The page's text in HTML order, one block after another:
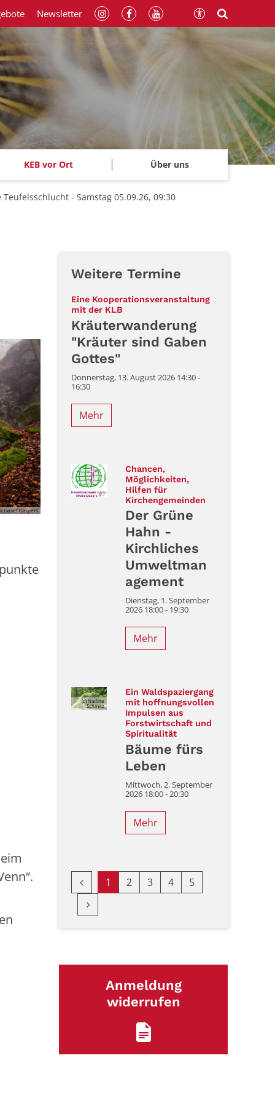
KEB vor Ort Über uns
Newsletter
- Samstag 05.09.26, 09:30
(c) Josef Gaspers
Weitere Termine
Eine Kooperationsveranstaltung
mit der KLB
Kräuterwanderung
"Kräuter sind Gaben
Gottes"
Donnerstag, 13. August 2026 14:30 -
16:30
Mehr
(c)
Chancen,
Möglichkeiten,
Hilfen für
Kirchengemeinden
Der Grüne
Hahn -
Kirchliches
Umweltman
agement
Dienstag, 1. September
2026 18:00 - 19:30
Mehr
(c) Nadine
Schmitz
Ein Waldspaziergang
mit hoffnungsvollen
Impulsen aus
Forstwirtschaft und
Spiritualität:
Bäume fürs
Leben
Mittwoch, 2. September
2026 18:00 - 20:30
Mehr
Vorherige Seite
1 2 3 4
5
Nächste Seite
Anmeldung
widerrufen